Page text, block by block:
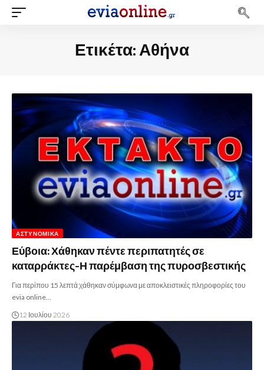
Ετικέτα:Αθήνα
ΑΣΤΥΝΟΜΙΚΆ
Εύβοια: Χάθηκαν πέντε περιπατητές σε
καταρράκτες-Η παρέμβαση της πυροσβεστικής
Για περίπου 15 λεπτά χάθηκαν σύμφωνα με αποκλειστικές πληροφορίες του
evia online…
12 Ιουλίου 2026